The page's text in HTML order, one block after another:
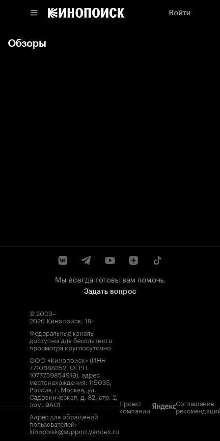
Войти
Обзоры
Мы всегда готовы вам помочь.
Задать вопрос
© 2003–
2026 Кинопоиск. 18+
Федеральные каналы
доступны для бесплатного
просмотра круглосуточно
ООО «Кинопоиск» (ИНН
7710688352, ОГРН
1077759854919), адрес
местонахождения: 115035,
Россия, г. Москва, ул.
Садовническая, д. 82, стр. 2,
пом. 9А01
Адрес для обращений
пользователей:
kinopoisk@support.yandex.ru
Проект
компании
Соглашение